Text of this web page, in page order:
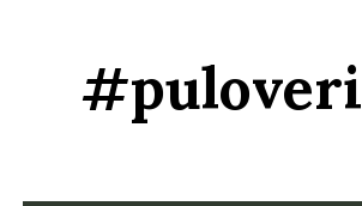
#puloveri